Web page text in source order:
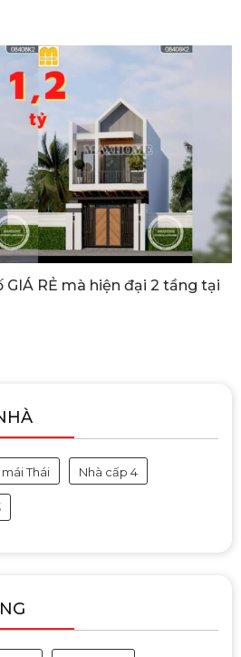
GIÁ RẺ mà hiện đại 2 tầng tại
Thái Nhà cấp 4